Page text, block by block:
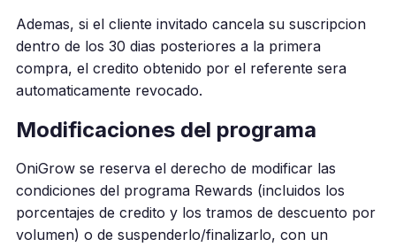
Ademas, si el cliente invitado cancela su suscripcion
dentro de los 30 dias posteriores a la primera
compra, el credito obtenido por el referente sera
automaticamente revocado.
Modificaciones del programa
OniGrow se reserva el derecho de modificar las
condiciones del programa Rewards (incluidos los
porcentajes de credito y los tramos de descuento por
volumen) o de suspenderlo/finalizarlo, con un